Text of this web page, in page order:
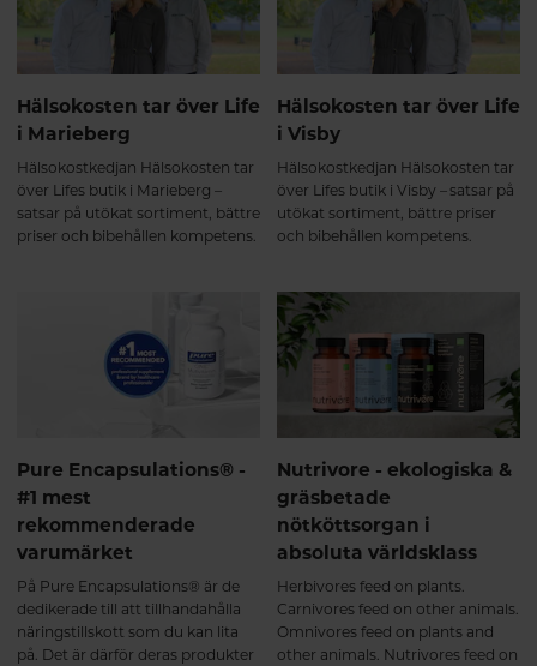
ett arbetssätt som genomsyrar
allt från råvaruval till färdig
Vegan & Paleo Friendly.
Hälsokosten tar över Life
i Marieberg
Hälsokostkedjan Hälsokosten tar
över Lifes butik i Marieberg –
satsar på utökat sortiment, bättre
priser och bibehållen kompetens.
Hälsokosten tar över Life
i Visby
Hälsokostkedjan Hälsokosten tar
över Lifes butik i Visby – satsar på
utökat sortiment, bättre priser
och bibehållen kompetens.
Pure Encapsulations® -
#1 mest
rekommenderade
varumärket
På Pure Encapsulations® är de
dedikerade till att tillhandahålla
näringstillskott som du kan lita
på. Det är därför deras produkter
Nutrivore - ekologiska &
gräsbetade
nötköttsorgan i
absoluta världsklass
Herbivores feed on plants.
Carnivores feed on other animals.
Omnivores feed on plants and
other animals. Nutrivores feed on